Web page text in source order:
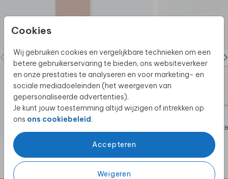
Cookies
Wij gebruiken cookies en vergelijkbare technieken om een
betere gebruikerservaring te bieden, ons websiteverkeer
en onze prestaties te analyseren en voor marketing- en
sociale mediadoeleinden (het weergeven van
gepersonaliseerde advertenties).
Je kunt jouw toestemming altijd wijzigen of intrekken op
ons ons cookiebeleid.
Accepteren
Weigeren